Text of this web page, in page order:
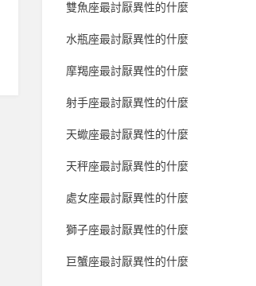
雙魚座最討厭異性的什麼
水瓶座最討厭異性的什麼
摩羯座最討厭異性的什麼
射手座最討厭異性的什麼
天蠍座最討厭異性的什麼
天秤座最討厭異性的什麼
處女座最討厭異性的什麼
獅子座最討厭異性的什麼
巨蟹座最討厭異性的什麼